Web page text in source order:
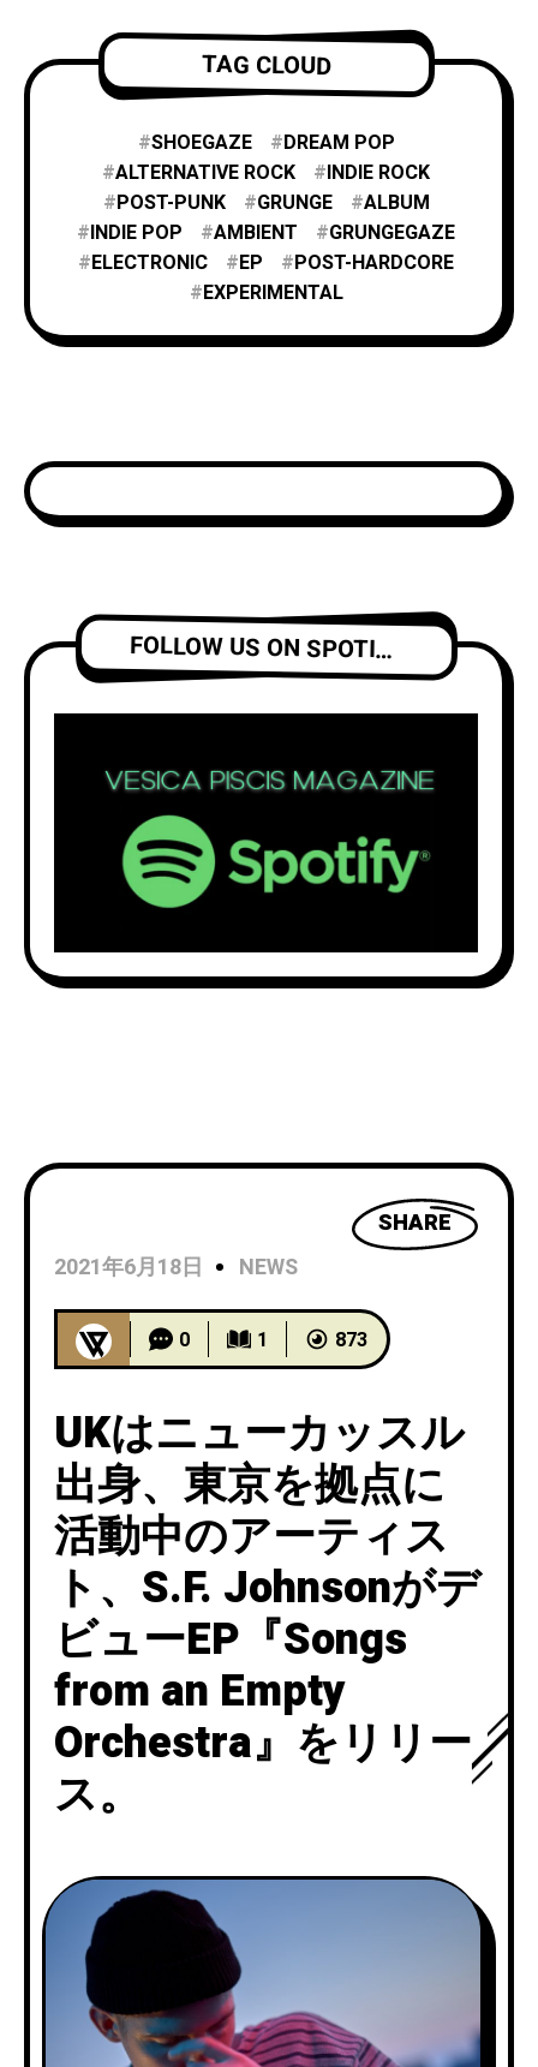
TAG CLOUD
SHOEGAZE
DREAM POP
ALTERNATIVE ROCK
INDIE ROCK
POST-PUNK
GRUNGE
ALBUM
INDIE POP
AMBIENT
GRUNGEGAZE
ELECTRONIC
EP
POST-HARDCORE
EXPERIMENTAL
FOLLOW US ON SPOTIFY
SHARE
2021年6月18日
NEWS
0 1 873
UKはニューカッスル
出身、東京を拠点に
活動中のアーティス
ト、S.F. Johnsonがデ
ビューEP『Songs
from an Empty
Orchestra』をリリー
ス。